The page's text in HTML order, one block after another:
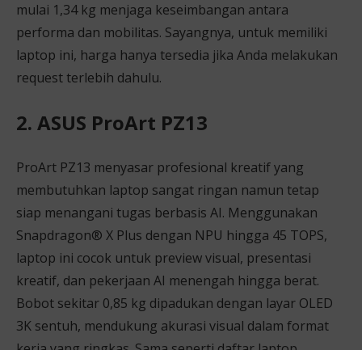
mulai 1,34 kg menjaga keseimbangan antara
performa dan mobilitas. Sayangnya, untuk memiliki
laptop ini, harga hanya tersedia jika Anda melakukan
request terlebih dahulu.
2. ASUS ProArt PZ13
ProArt PZ13 menyasar profesional kreatif yang
membutuhkan laptop sangat ringan namun tetap
siap menangani tugas berbasis AI. Menggunakan
Snapdragon® X Plus dengan NPU hingga 45 TOPS,
laptop ini cocok untuk preview visual, presentasi
kreatif, dan pekerjaan AI menengah hingga berat.
Bobot sekitar 0,85 kg dipadukan dengan layar OLED
3K sentuh, mendukung akurasi visual dalam format